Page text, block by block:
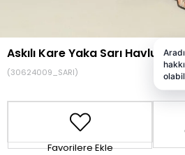
Askılı Kare Yaka Sarı Havlu
(30624009_SARI)
Favorilere Ekle